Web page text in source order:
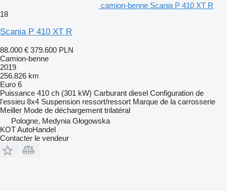
camion-benne Scania P 410 XT R
18
Scania P 410 XT R
88.000 € 379.600 PLN
Camion-benne
2019
256.826 km
Euro 6
Puissance 410 ch (301 kW) Carburant diesel Configuration de
l'essieu 8x4 Suspension ressort/ressort Marque de la carrosserie
Meiller Mode de déchargement trilatéral
Pologne, Medynia Głogowska
KOT AutoHandel
Contacter le vendeur